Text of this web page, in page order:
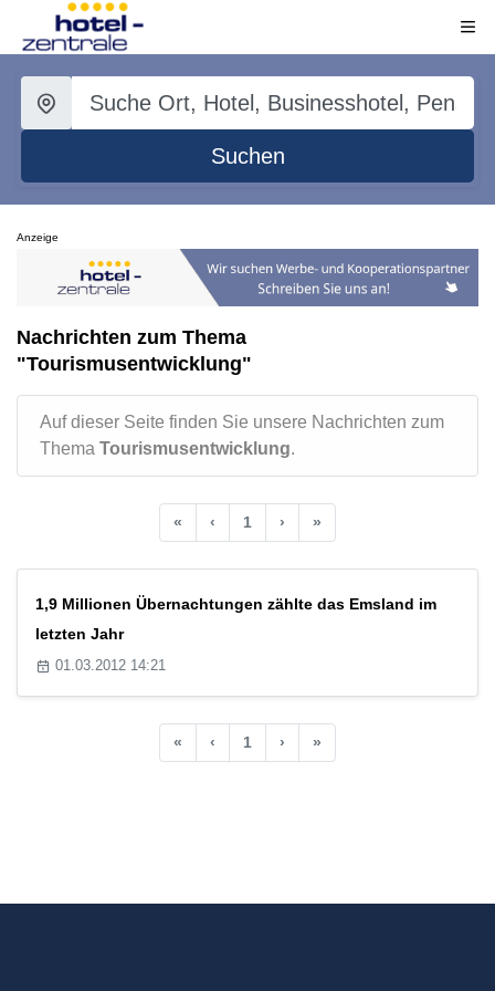
Suchen
Anzeige
Nachrichten zum Thema
"Tourismusentwicklung"
Auf dieser Seite finden Sie unsere Nachrichten zum
Thema Tourismusentwicklung.
« ‹ 1 › »
1,9 Millionen Übernachtungen zählte das Emsland im
letzten Jahr
01.03.2012 14:21
« ‹ 1 › »